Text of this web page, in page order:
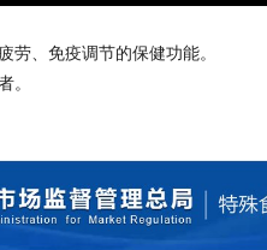
劳、免疫调节的保健功能。
。